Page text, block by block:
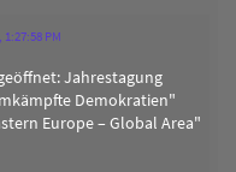
PM
Jahrestagung
Demokratien"
Europe – Global Area"